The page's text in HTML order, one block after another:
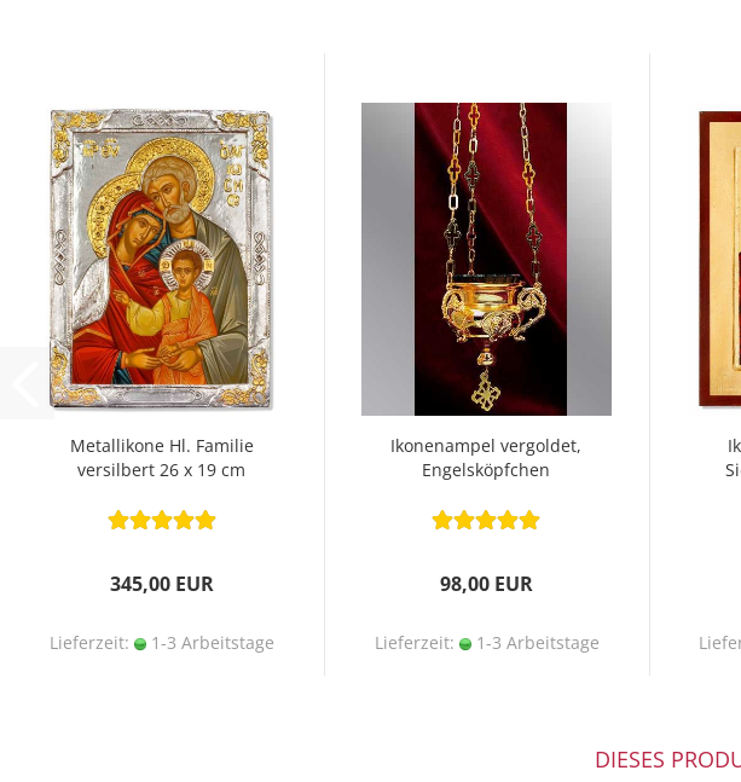
Metallikone Hl. Familie
versilbert 26 x 19 cm
345,00 EUR
Lieferzeit: 1-3 Arbeitstage
Ikonenampel vergoldet,
Engelsköpfchen
98,00 EUR
Lieferzeit: 1-3 Arbeitstage
DIESES